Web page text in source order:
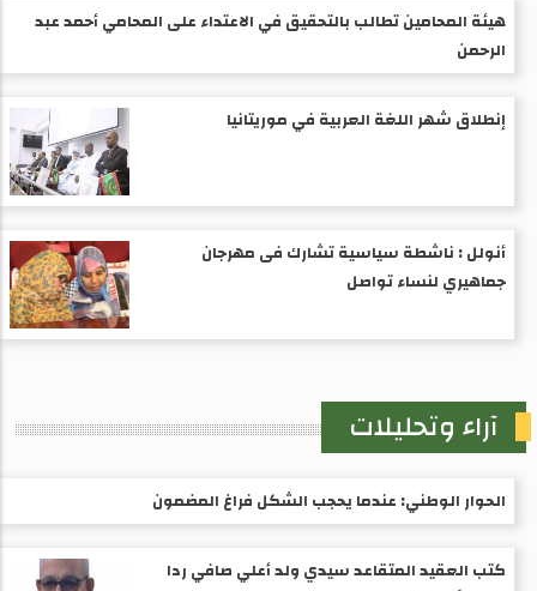
هيئة المحامين تطالب بالتحقيق في الاعتداء على المحامي أحمد عبد
الرحمن
إنطلاق شهر اللغة العربية في موريتانيا
أنولل : ناشطة سياسية تشارك فى مهرجان
جماهيري لنساء تواصل
آراء وتحليلات
الحوار الوطني: عندما يحجب الشكل فراغ المضمون
كتب العقيد المتقاعد سيدي ولد أعلي صافي ردا